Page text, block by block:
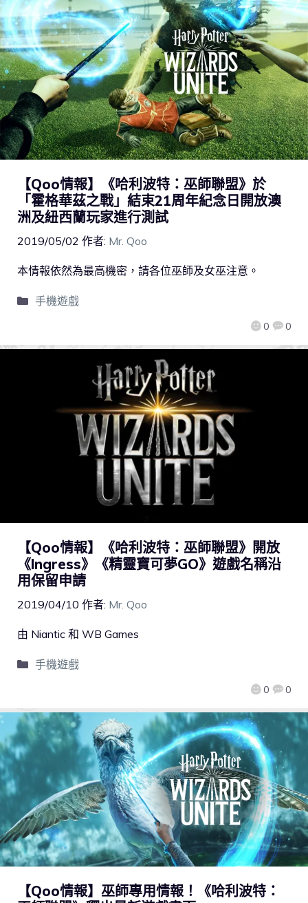
【Qoo情報】《哈利波特：巫師聯盟》於
「霍格華茲之戰」結束21周年紀念日開放澳
洲及紐西蘭玩家進行測試
2019/05/02 作者: Mr. Qoo
0 0
本情報依然為最高機密，請各位巫師及女巫注意。
手機遊戲
【Qoo情報】《哈利波特：巫師聯盟》開放
《Ingress》《精靈寶可夢GO》遊戲名稱沿
用保留申請
2019/04/10 作者: Mr. Qoo
0 0
由 Niantic 和 WB Games
手機遊戲
【Qoo情報】巫師專用情報！《哈利波特：